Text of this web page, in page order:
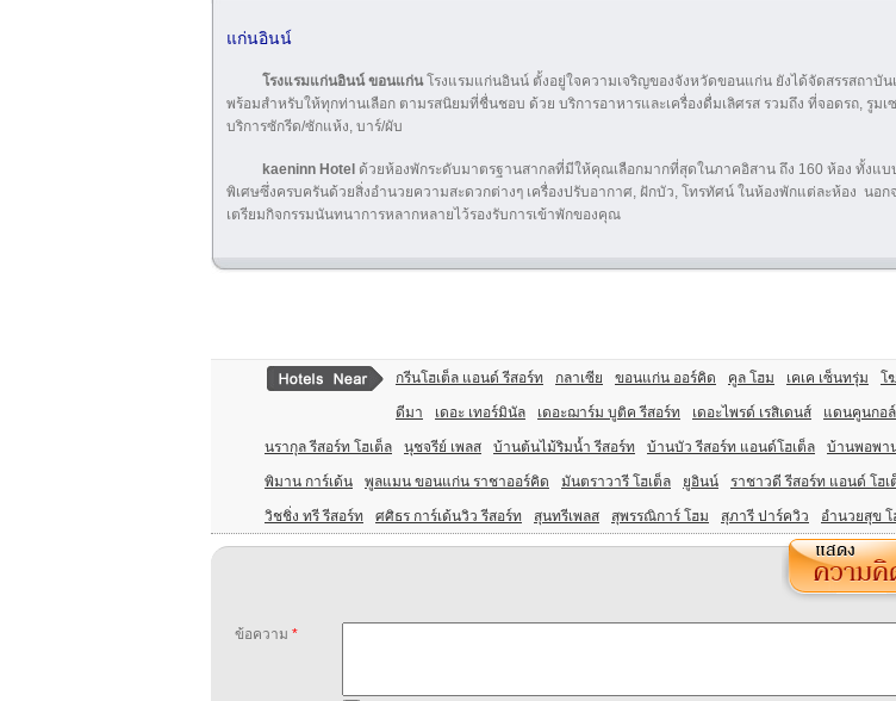
แก่นอินน์
โรงแรมแก่นอินน์ ขอนแก่นโรงแรมแก่นอินน์ ตั้งอยู่ใจความเจริญของจังหวัดขอนแก่น ยังได้จัดสรรสถาบัน
พร้อมสำหรับให้ทุกท่านเลือก ตามรสนิยมที่ชื่นชอบ ด้วย บริการอาหารและเครื่องดื่มเลิศรส รวมถึง ที่จอดรถ, รูมเ
บริการซักรีด/ซักแห้ง, บาร์/ผับ
kaeninn Hotel ด้วยห้องพักระดับมาตรฐานสากลที่มีให้คุณเลือกมากที่สุดในภาคอิสาน ถึง 160 ห้อง ทั้งแบ
พิเศษซึ่งครบครันด้วยสิ่งอำนวยความสะดวกต่างๆ เครื่องปรับอากาศ, ฝักบัว, โทรทัศน์ ในห้องพักแต่ละห้อง นอก
เตรียมกิจกรรมนันทนาการหลากหลายไว้รองรับการเข้าพักของคุณ
กรีนโฮเต็ล แอนด์ รีสอร์ท กลาเซีย ขอนแก่น ออร์คิด คูล โฮม เคเค เซ็นทรุ่ม โ
ดีมา เดอะ เทอร์มินัล เดอะฌาร์ม บูติค รีสอร์ท เดอะไพรด์ เรสิเดนส์ แดนคูนกอ
นรากุล รีสอร์ท โฮเต็ล นุชจรีย์ เพลส บ้านต้นไม้ริมน้ำ รีสอร์ท บ้านบัว รีสอร์ท แอนด์โฮเต็ล บ้านพอพา
พิมาน การ์เด้น พูลแมน ขอนแก่น ราชาออร์คิด มันตราวารี โฮเต็ล ยูอินน์ ราชาวดี รีสอร์ท แอนด์ โฮเ
วิชชิ่ง ทรี รีสอร์ท ศศิธร การ์เด้นวิว รีสอร์ท สุนทรีเพลส สุพรรณิการ์ โฮม สุภารี ปาร์ควิว อำนวยสุข โ
ข้อความ *